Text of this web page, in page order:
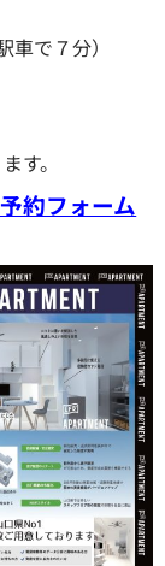
で７分）
す。
約フォーム